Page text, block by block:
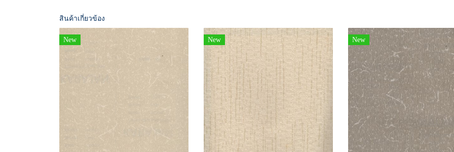
สินค้าเกี่ยวข้อง
New New New